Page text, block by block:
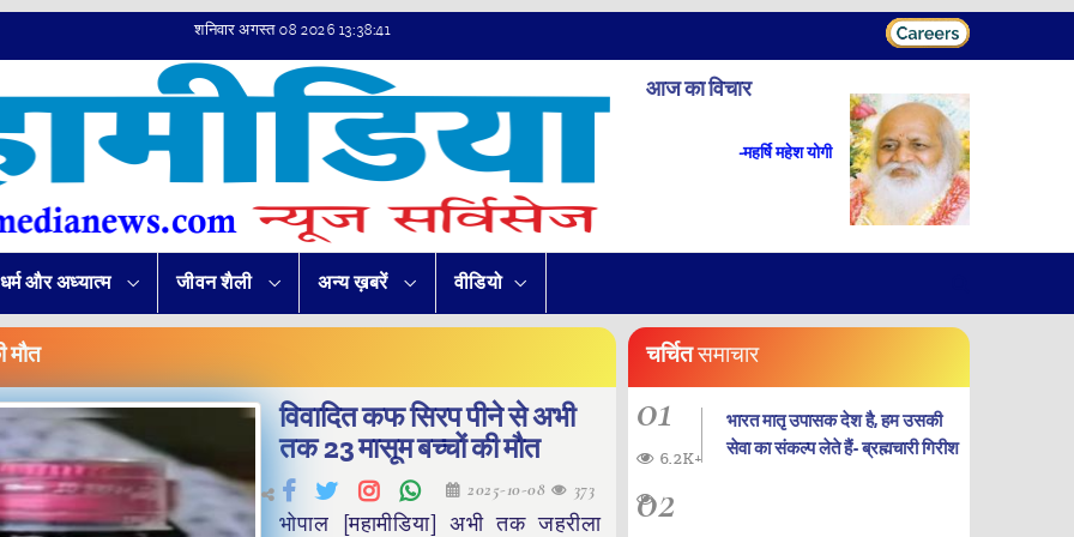
शनिवार अगस्त 08 2026 13:38:42
आज का विचार
-महर्षि महेश योगी
धर्म और अध्यात्म जीवन शैली अन्य ख़बरें वीडियो
मौत
विवादित कफ सिरप पीने से अभी
तक 23 मासूम बच्चों की मौत
2025-10-08 373
भोपाल [महामीडिया] अभी तक जहरीला
चर्चितसमाचार
01
भारत मातृ उपासक देश है, हम उसकी
सेवा का संकल्प लेते हैं- ब्रह्मचारी गिरीश
6.2K+
02